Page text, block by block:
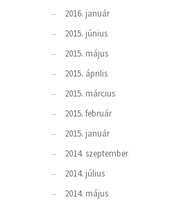
2016. január
2015. június
2015. május
2015. április
2015. március
2015. február
2015. január
2014. szeptember
2014. július
2014. május